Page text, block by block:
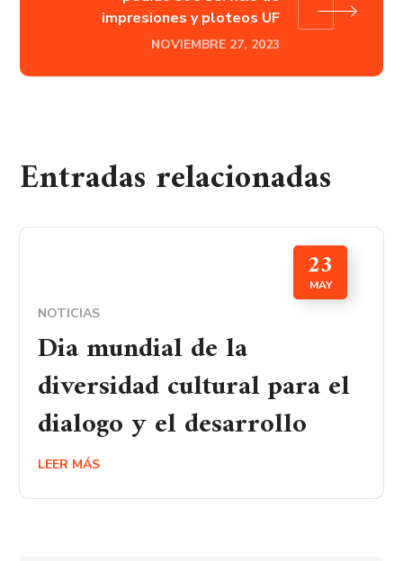
impresiones y ploteos UF
NOVIEMBRE 27, 2023
Entradas relacionadas
23
MAY
NOTICIAS
Dia mundial de la
diversidad cultural para el
dialogo y el desarrollo
LEER MÁS